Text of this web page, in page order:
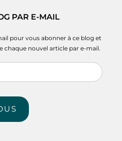
PAR E-MAIL
pour vous abonner à ce blog et
chaque nouvel article par e-mail.